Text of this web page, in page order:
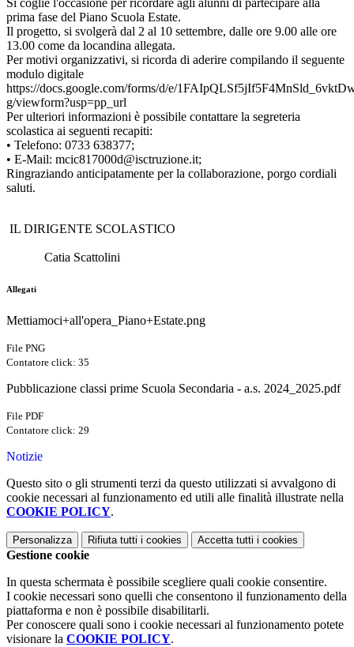
Si coglie l'occasione per ricordare agli alunni di partecipare alla
prima fase del Piano Scuola Estate.
Il progetto, si svolgerà dal 2 al 10 settembre, dalle ore 9.00 alle ore
13.00 come da locandina allegata.
Per motivi organizzativi, si ricorda di aderire compilando il seguente
modulo digitale
https://docs.google.com/forms/d/e/
g/viewform?usp=pp_url
Per ulteriori informazioni è possibile contattare la segreteria
scolastica ai seguenti recapiti:
• Telefono: 0733 638377;
• E-Mail: mcic817000d@isctruzione.it;
Ringraziando anticipatamente per la collaborazione, porgo cordiali
saluti.
IL DIRIGENTE SCOLASTICO
Catia Scattolini
Allegati
Mettiamoci+all'opera_Piano+Estate.png
File PNG
Contatore click: 35
Pubblicazione classi prime Scuola Secondaria - a.s. 2024_2025.pdf
File PDF
Contatore click: 29
Notizie
Questo sito o gli strumenti terzi da questo utilizzati si avvalgono di
cookie necessari al funzionamento ed utili alle finalità illustrate nella
COOKIE POLICY.
Personalizza Rifiuta tutti i cookies Accetta tutti i cookies
Gestione cookie
In questa schermata è possibile scegliere quali cookie consentire.
I cookie necessari sono quelli che consentono il funzionamento della
piattaforma e non è possibile disabilitarli.
Per conoscere quali sono i cookie necessari al funzionamento potete
visionare la COOKIE POLICY.